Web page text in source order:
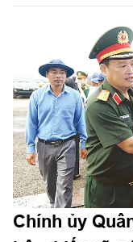
Chính ủy